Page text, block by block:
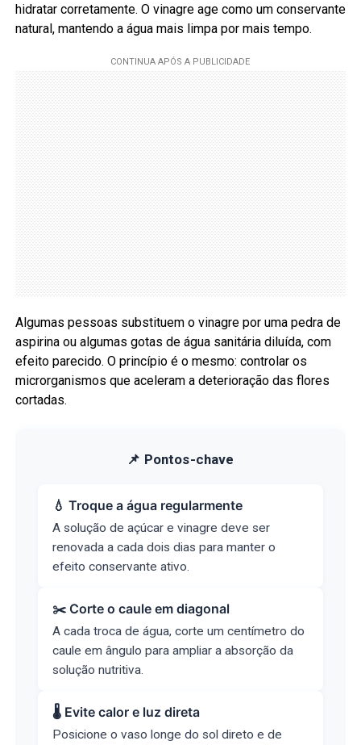
hidratar corretamente. O vinagre age como um conservante
natural, mantendo a água mais limpa por mais tempo.
Algumas pessoas substituem o vinagre por uma pedra de
aspirina ou algumas gotas de água sanitária diluída, com
efeito parecido. O princípio é o mesmo: controlar os
microrganismos que aceleram a deterioração das flores
cortadas.
📌 Pontos-chave
💧 Troque a água regularmente
A solução de açúcar e vinagre deve ser
renovada a cada dois dias para manter o
efeito conservante ativo.
✂️ Corte o caule em diagonal
A cada troca de água, corte um centímetro do
caule em ângulo para ampliar a absorção da
solução nutritiva.
🌡️ Evite calor e luz direta
Posicione o vaso longe do sol direto e de